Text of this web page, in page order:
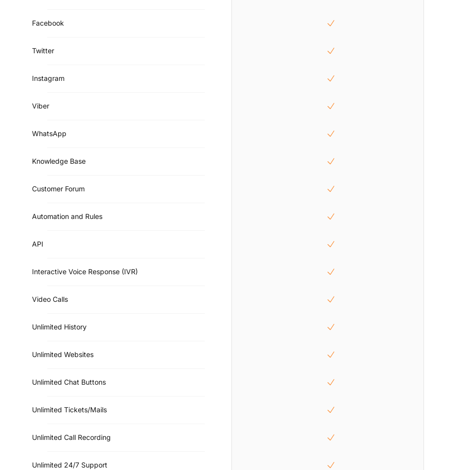
Facebook
Twitter
Instagram
Viber
WhatsApp
Knowledge Base
Customer Forum
Automation and Rules
API
Interactive Voice Response (IVR)
Video Calls
Unlimited History
Unlimited Websites
Unlimited Chat Buttons
Unlimited Tickets/Mails
Unlimited Call Recording
Unlimited 24/7 Support